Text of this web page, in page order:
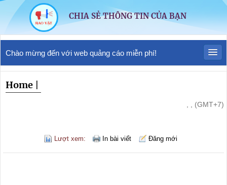
CHIA SẺ THÔNG TIN CỦA BẠN
Chào mừng đến với web quảng cáo miễn phí!
Home
, , (GMT+7)
Lượt xem: In bài viết Đăng mới